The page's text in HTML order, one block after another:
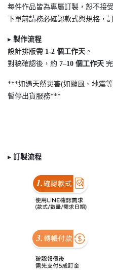
每件作品皆為專屬訂製，恕不接
下單前請務必確認款式與規格，
▸ 製作流程
設計排版需 1-2 個工作天 。
對稿確認後，約 7–10 個工作天
***如遇天然災害(如颱風、地震
暫停出貨服務***
▸ 訂製流程